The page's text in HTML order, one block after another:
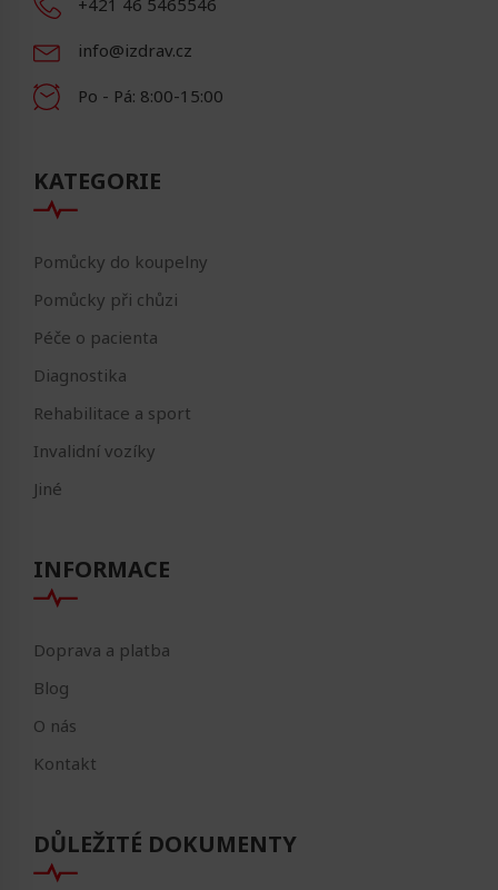
+421 46 5465546
info@izdrav.cz
Po - Pá: 8:00-15:00
KATEGORIE
Pomůcky do koupelny
Pomůcky při chůzi
Péče o pacienta
Diagnostika
Rehabilitace a sport
Invalidní vozíky
Jiné
INFORMACE
Doprava a platba
Blog
O nás
Kontakt
DŮLEŽITÉ DOKUMENTY